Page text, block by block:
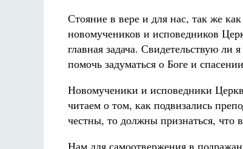
Стояние в вере и для нас, так же
новомучеников и исповедников
главная задача. Свидетельствую
помочь задуматься о Боге и
Новомученики и исповедники
читаем о том, как подвизались
честны, то должны признаться, что
Нам для самоотвержения в